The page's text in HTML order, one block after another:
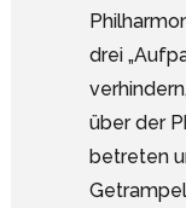
drei
über der
betreten